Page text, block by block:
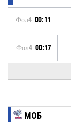
Фол4 00:11
Фол4 00:17
MОБ